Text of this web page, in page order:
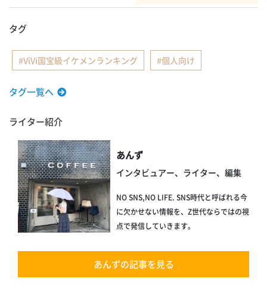
タグ
ViVi国宝級イケメンランキング 個人向け
タグ一覧へ
ライター紹介
あんず
インタビュアー、ライター、編集
NO SNS,NO LIFE. SNS時代と呼ばれる今
に欠かせない情報を、Z世代ならではの視
点で発信していきます。
あんずの記事を見る